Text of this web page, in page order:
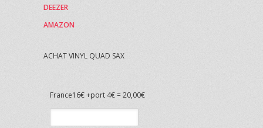
DEEZER
AMAZON
ACHAT VINYL QUAD SAX
France16€ +port 4€ = 20,00€